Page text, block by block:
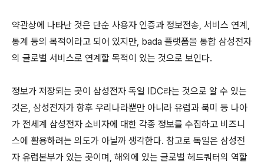
약관상에 나타난 것은 단순 사용자 인증과 정보전송, 서비스 연계,
통계 등의 목적이라고 되어 있지만, bada 플랫폼을 통합 삼성전자
의 글로벌 서비스로 연계할 목적이 있는 것으로 보인다.
정보가 저장되는 곳이 삼성전자 독일 IDC라는 것으로 알 수 있는
것은, 삼성전자가 향후 우리나라뿐만 아니라 유럽과 북미 등 나아
가 전세계 삼성전자 소비자에 대한 각종 정보를 수집하고 비즈니
스에 활용하려는 의도가 아닐까 생각한다. 참고로 독일은 삼성전
자 유럽본부가 있는 곳이며, 해외에 있는 글로벌 헤드쿼터의 역할